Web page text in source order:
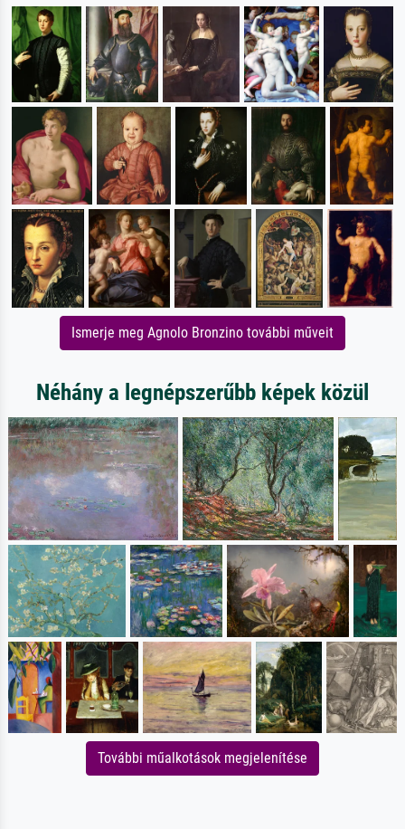
Ismerje meg Agnolo Bronzino további műveit
Néhány a legnépszerűbb képek közül
További műalkotások megjelenítése